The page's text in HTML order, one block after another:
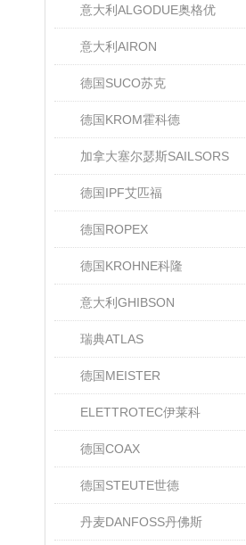
意大利ALGODUE奥格优
意大利AIRON
德国SUCO苏克
德国KROM霍科德
加拿大塞尔瑟斯SAILSORS
德国IPF艾匹福
德国ROPEX
德国KROHNE科隆
意大利GHIBSON
瑞典ATLAS
德国MEISTER
ELETTROTEC伊莱科
德国COAX
德国STEUTE世德
丹麦DANFOSS丹佛斯